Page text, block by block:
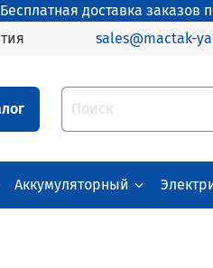
Бесплатная доставка заказов
sales@mactak-
Аккумуляторный